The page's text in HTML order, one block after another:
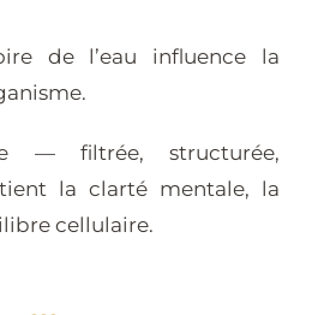
de l’eau influence la
— filtrée, structurée,
la clarté mentale, la
cellulaire.